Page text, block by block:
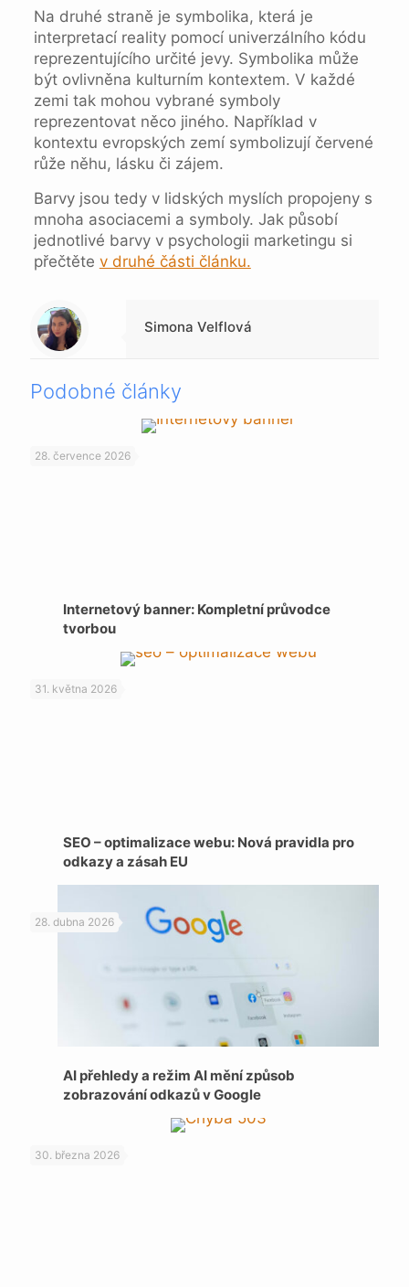
Na druhé straně je symbolika, která je
interpretací reality pomocí univerzálního kódu
reprezentujícího určité jevy. Symbolika může
být ovlivněna kulturním kontextem. V každé
zemi tak mohou vybrané symboly
reprezentovat něco jiného. Například v
kontextu evropských zemí symbolizují červené
růže něhu, lásku či zájem.
Barvy jsou tedy v lidských myslích propojeny s
mnoha asociacemi a symboly. Jak působí
jednotlivé barvy v psychologii marketingu si
přečtěte v druhé části článku.
Warning
: Trying to access array offset on null in
/data/1/4/149a9a91-3acc-4306-8eec-62104a76cbc2/skica.online/web/wp-content/themes/betheme-child/includes/content-single.php
on line
286
Simona Velflová
Podobné články
28. července 2026
Internetový banner: Kompletní průvodce
tvorbou
31. května 2026
SEO – optimalizace webu: Nová pravidla pro
odkazy a zásah EU
28. dubna 2026
AI přehledy a režim AI mění způsob
zobrazování odkazů v Google
30. března 2026